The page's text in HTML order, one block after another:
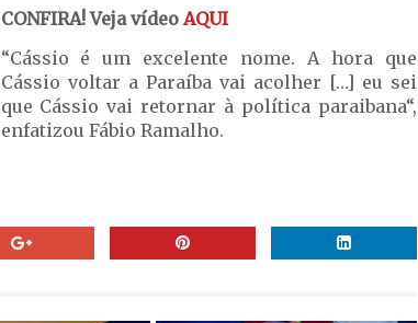
CONFIRA! Veja vídeoAQUI
“Cássio é um excelente nome. A hora que
Cássio voltar a Paraíba vai acolher […] eu sei
que Cássio vai retornar à política paraibana“,
enfatizou Fábio Ramalho.